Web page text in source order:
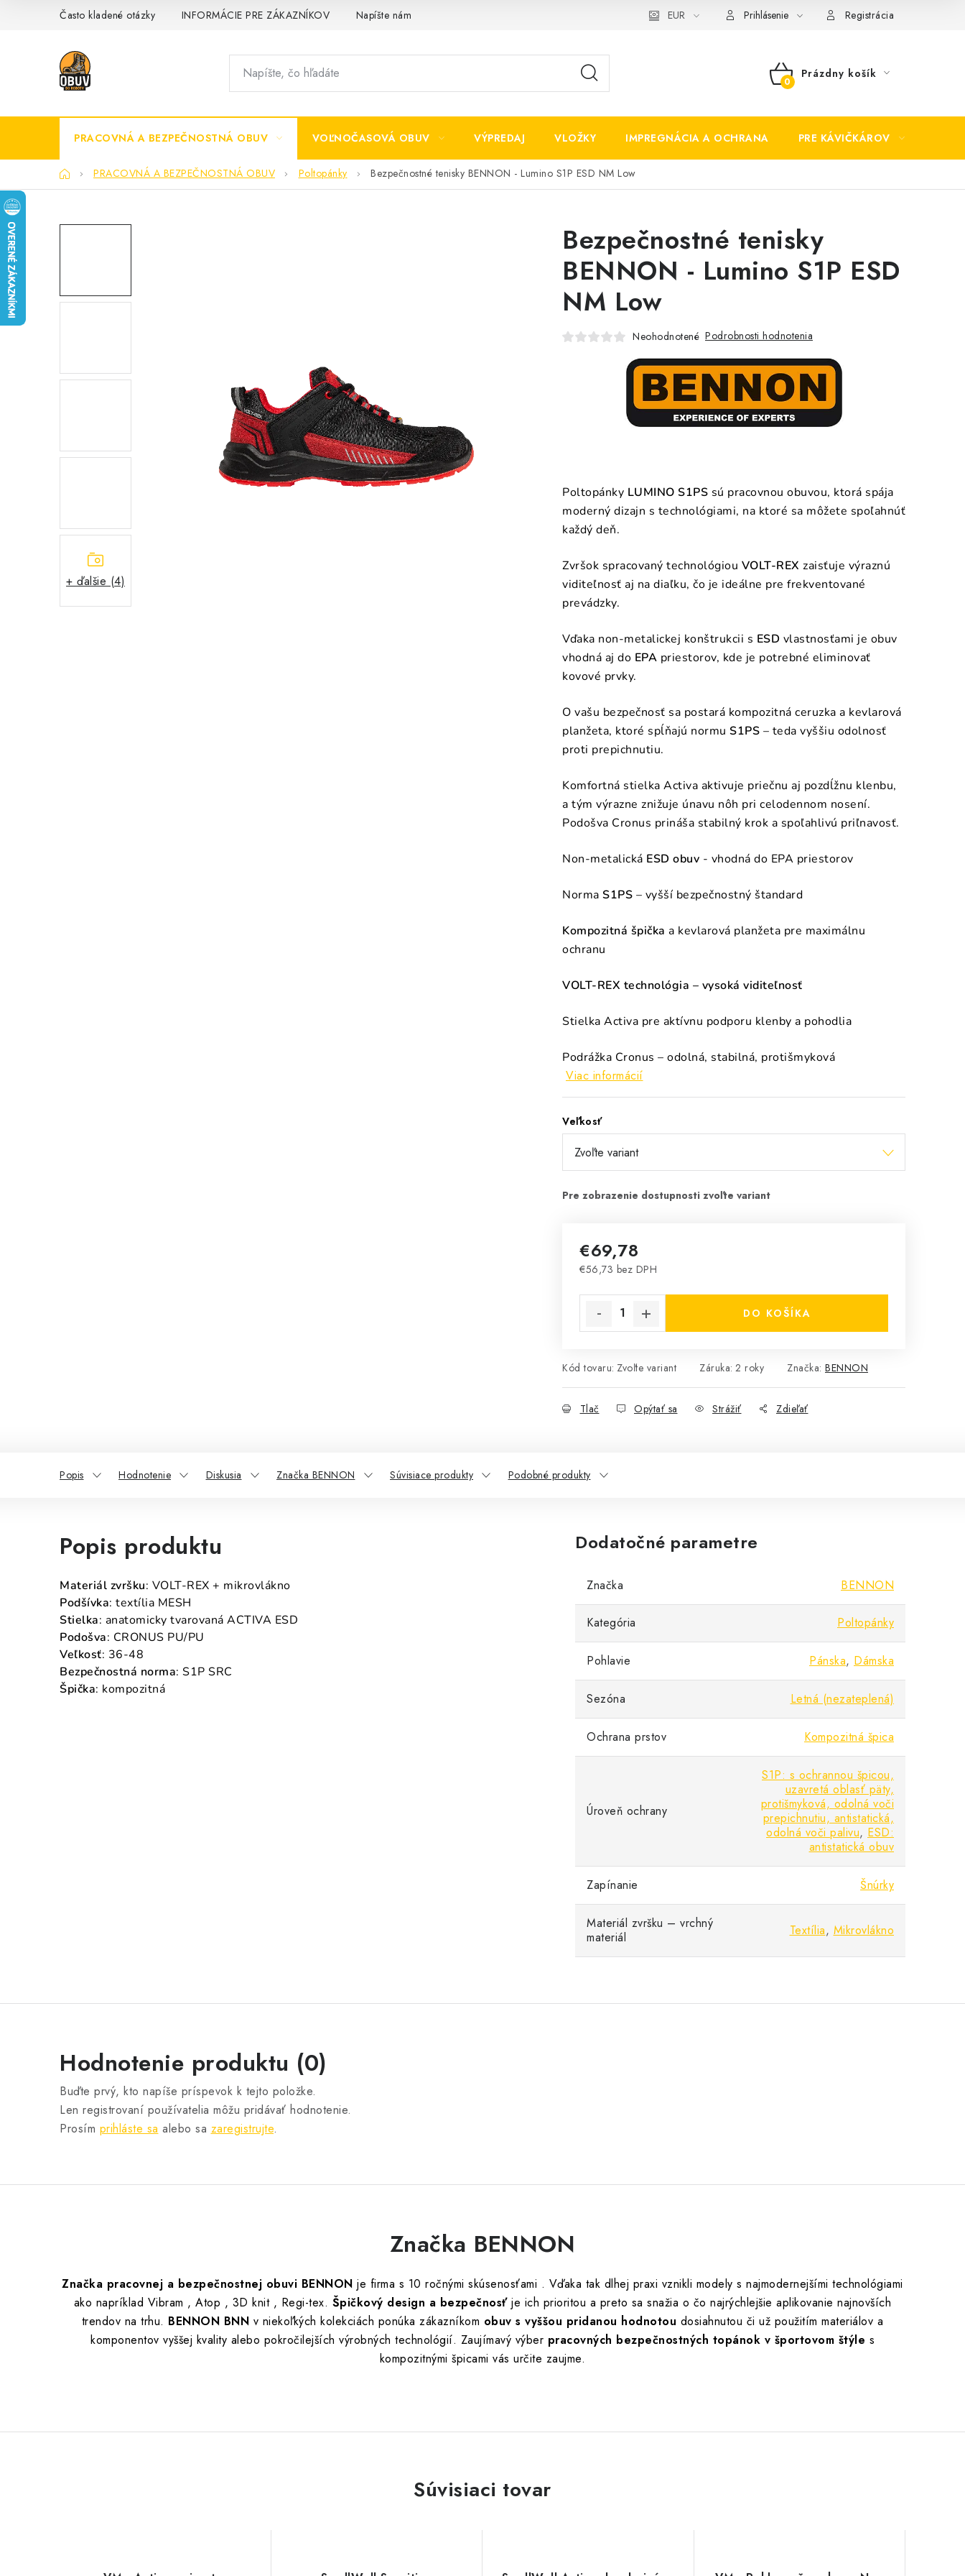
Často kladené otázky INFORMÁCIE PRE ZÁKAZNÍKOV Napíšte nám EUR Prihlásenie Registrácia
NÁKUPNÝ
Prázdny košík
PRACOVNÁ A BEZPEČNOSTNÁ OBUV VOĽNOČASOVÁ OBUV VÝPREDAJ VLOŽKY IMPREGNÁCIA A OCHRANA PRE KÁVIČKÁROV
DomovPRACOVNÁ A BEZPEČNOSTNÁ OBUV Poltopánky Bezpečnostné tenisky BENNON - Lumino S1P ESD NM Low
+ ďalšie (4)
Bezpečnostné tenisky
BENNON - Lumino S1P ESD
NM Low
Neohodnotené Podrobnosti hodnotenia
Poltopánky LUMINO S1PS sú pracovnou obuvou, ktorá spája
moderný dizajn s technológiami, na ktoré sa môžete spoľahnúť
každý deň.
Zvršok spracovaný technológiou VOLT-REX zaisťuje výraznú
viditeľnosť aj na diaľku, čo je ideálne pre frekventované
prevádzky.
Vďaka non-metalickej konštrukcii s ESD vlastnosťami je obuv
vhodná aj do EPA priestorov, kde je potrebné eliminovať
kovové prvky.
O vašu bezpečnosť sa postará kompozitná ceruzka a kevlarová
planžeta, ktoré spĺňajú normu S1PS – teda vyššiu odolnosť
proti prepichnutiu.
Komfortná stielka Activa aktivuje priečnu aj pozdĺžnu klenbu,
a tým výrazne znižuje únavu nôh pri celodennom nosení.
Podošva Cronus prináša stabilný krok a spoľahlivú priľnavosť.
Non-metalická ESD obuv - vhodná do EPA priestorov
Norma S1PS – vyšší bezpečnostný štandard
Kompozitná špička a kevlarová planžeta pre maximálnu
ochranu
VOLT-REX technológia – vysoká viditeľnosť
Stielka Activa pre aktívnu podporu klenby a pohodlia
Podrážka Cronus – odolná, stabilná, protišmyková
Viac informácií
Veľkosť
€69,78
€56,73 bez DPH
DO KOŠÍKA
Kód tovaru: Zvoľte variant Záruka: 2 roky Značka: BENNON
Tlač Opýtať sa Strážiť Zdieľať
Popis Hodnotenie Diskusia Značka BENNON Súvisiace produkty Podobné produkty
Popis produktu
Materiál zvršku: VOLT-REX + mikrovlákno
Podšívka: textília MESH
Stielka: anatomicky tvarovaná ACTIVA ESD
Podošva: CRONUS PU/PU
Veľkosť: 36-48
Bezpečnostná norma: S1P SRC
Špička: kompozitná
Dodatočné parametre
Značka BENNON
Kategória Poltopánky
Pohlavie Pánska, Dámska
Sezóna Letná (nezateplená)
Ochrana prstov Kompozitná špica
Úroveň ochrany
S1P: s ochrannou špicou,
uzavretá oblasť päty,
protišmyková, odolná voči
prepichnutiu, antistatická,
odolná voči palivu, ESD:
antistatická obuv
Zapínanie Šnúrky
Materiál zvršku – vrchný
materiál
Textília, Mikrovlákno
Hodnotenie produktu (0)
Buďte prvý, kto napíše príspevok k tejto položke.
Len registrovaní používatelia môžu pridávať hodnotenie.
Prosím prihláste sa alebo sa zaregistrujte.
Značka BENNON
Značka pracovnej a bezpečnostnej obuvi BENNON je firma s 10 ročnými skúsenosťami . Vďaka tak dlhej praxi vznikli modely s najmodernejšími technológiami
ako napríklad Vibram , Atop , 3D knit , Regi-tex. Špičkový design a bezpečnosťje ich prioritou a preto sa snažia o čo najrýchlejšie aplikovanie najnovších
trendov na trhu. BENNON BNN v niekoľkých kolekciách ponúka zákazníkom obuv s vyššou pridanou hodnotou dosiahnutou či už použitím materiálov a
komponentov vyššej kvality alebo pokročilejších výrobných technológií. Zaujímavý výber pracovných bezpečnostných topánok v športovom štýle s
kompozitnými špicami vás určite zaujme.
Súvisiaci tovar